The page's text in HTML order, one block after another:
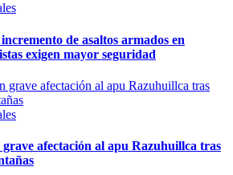
de asaltos armados en
exigen mayor seguridad
afectación al apu Razuhuillca tras